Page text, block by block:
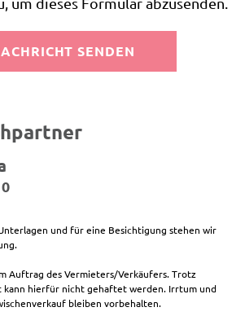
SENDEN
und für eine Besichtigung stehen wir
Auftrag des Vermieters/Verkäufers. Trotz
kann hierfür nicht gehaftet werden. Irrtum und
bleiben vorbehalten.